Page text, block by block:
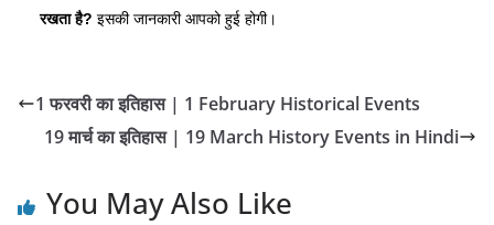
रखताहै? इसकी जानकारी आपको हुई होगी।
1 फरवरी का इतिहास | 1 February Historical Events
19 मार्च का इतिहास | 19 March History Events in Hindi
You May Also Like